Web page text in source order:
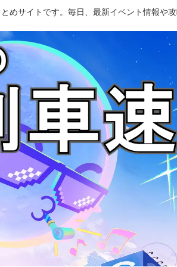
めサイトです。毎日、最新イベント情報や